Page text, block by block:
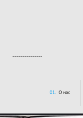
---------------
01. О нас